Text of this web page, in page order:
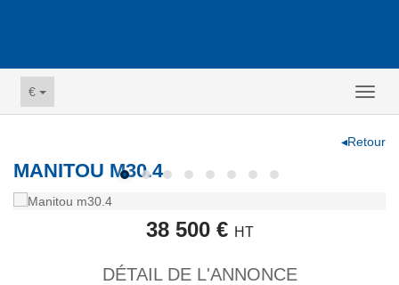
€
◂Retour
MANITOU M30.4
38 500 € HT
DÉTAIL DE L'ANNONCE